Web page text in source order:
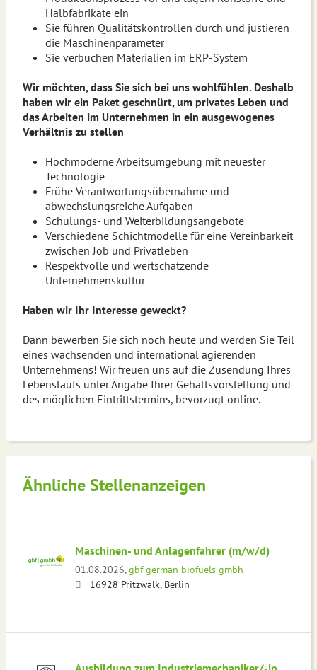
Halbfabrikate ein
Sie führen Qualitätskontrollen durch und justieren
die Maschinenparameter
Sie verbuchen Materialien im ERP-System
Wir möchten, dass Sie sich bei uns wohlfühlen. Deshalb
haben wir ein Paket geschnürt, um privates Leben und
das Arbeiten im Unternehmen in ein ausgewogenes
Verhältnis zu stellen
Hochmoderne Arbeitsumgebung mit neuester
Technologie
Frühe Verantwortungsübernahme und
abwechslungsreiche Aufgaben
Schulungs- und Weiterbildungsangebote
Verschiedene Schichtmodelle für eine Vereinbarkeit
zwischen Job und Privatleben
Respektvolle und wertschätzende
Unternehmenskultur
Haben wir Ihr Interesse geweckt?
Dann bewerben Sie sich noch heute und werden Sie Teil
eines wachsenden und international agierenden
Unternehmens! Wir freuen uns auf die Zusendung Ihres
Lebenslaufs unter Angabe Ihrer Gehaltsvorstellung und
des möglichen Eintrittstermins, bevorzugt online.
Ähnliche Stellenanzeigen
Maschinen- und Anlagenfahrer (m/w/d)
01.08.2026,gbf german biofuels gmbh
16928 Pritzwalk, Berlin